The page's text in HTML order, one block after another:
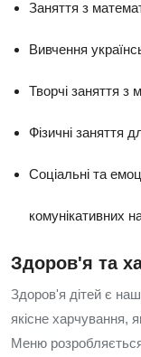
Заняття з
Вивчення
Творчі заняття з
Фізичні заняття
Соціальні та
комунікативних
Здоров'я та
Здоров'я дітей є
якісне харчування,
Меню